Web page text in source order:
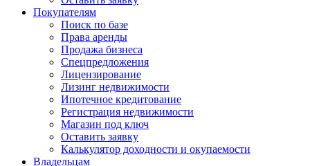
Покупателям
Поиск по базе
Права аренды
Продажа бизнеса
Спецпредложения
Лицензирование
Лизинг недвижимости
Ипотечное кредитование
Регистрация недвижимости
Магазин под ключ
Оставить заявку
Калькулятор доходности и окупаемости
Владельцам